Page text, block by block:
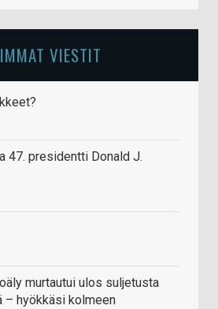
VIESTIT
47. presidentti Donald J.
murtautui ulos suljetusta
hyökkäsi kolmeen